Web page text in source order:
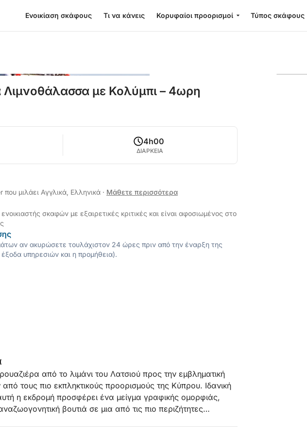
Ενοικίαση σκάφους Τι να κάνεις Κορυφαίοι προορισμοί Τύπος σκάφους
Λιμνοθάλασσα με Κολύμπι – 4ωρη
4h00
ΔΙΑΡΚΕΙΑ
μιλάει Αγγλικά, Ελληνικά · Μάθετε περισσότερα
σκαφών με εξαιρετικές κριτικές και είναι αφοσιωμένος στο
αν ακυρώσετε τουλάχιστον 24 ώρες πριν από την έναρξη της
υπηρεσιών και η προμήθεια).
από το λιμάνι του Λατσιού προς την εμβληματική
τους πιο εκπληκτικούς προορισμούς της Κύπρου. Ιδανική
η εκδρομή προσφέρει ένα μείγμα γραφικής ομορφιάς,
βουτιά σε μια από τις πιο περιζήτητες